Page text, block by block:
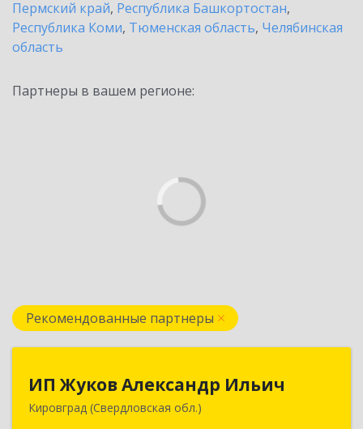
Пермский край, Республика Башкортостан,
Республика Коми, Тюменская область, Челябинская
область
Партнеры в вашем регионе:
Рекомендованные партнеры
ИП Жуков Александр Ильич
Кировград (Свердловская обл.)
624140, Свердловская обл, Кировград г,